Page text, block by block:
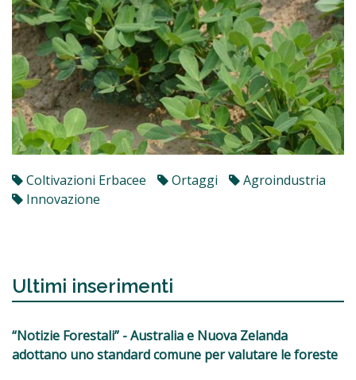
Coltivazioni Erbacee Ortaggi
Agroindustria
Innovazione
Ultimi inserimenti
“Notizie Forestali” - Australia e Nuova Zelanda
adottano uno standard comune per valutare le foreste